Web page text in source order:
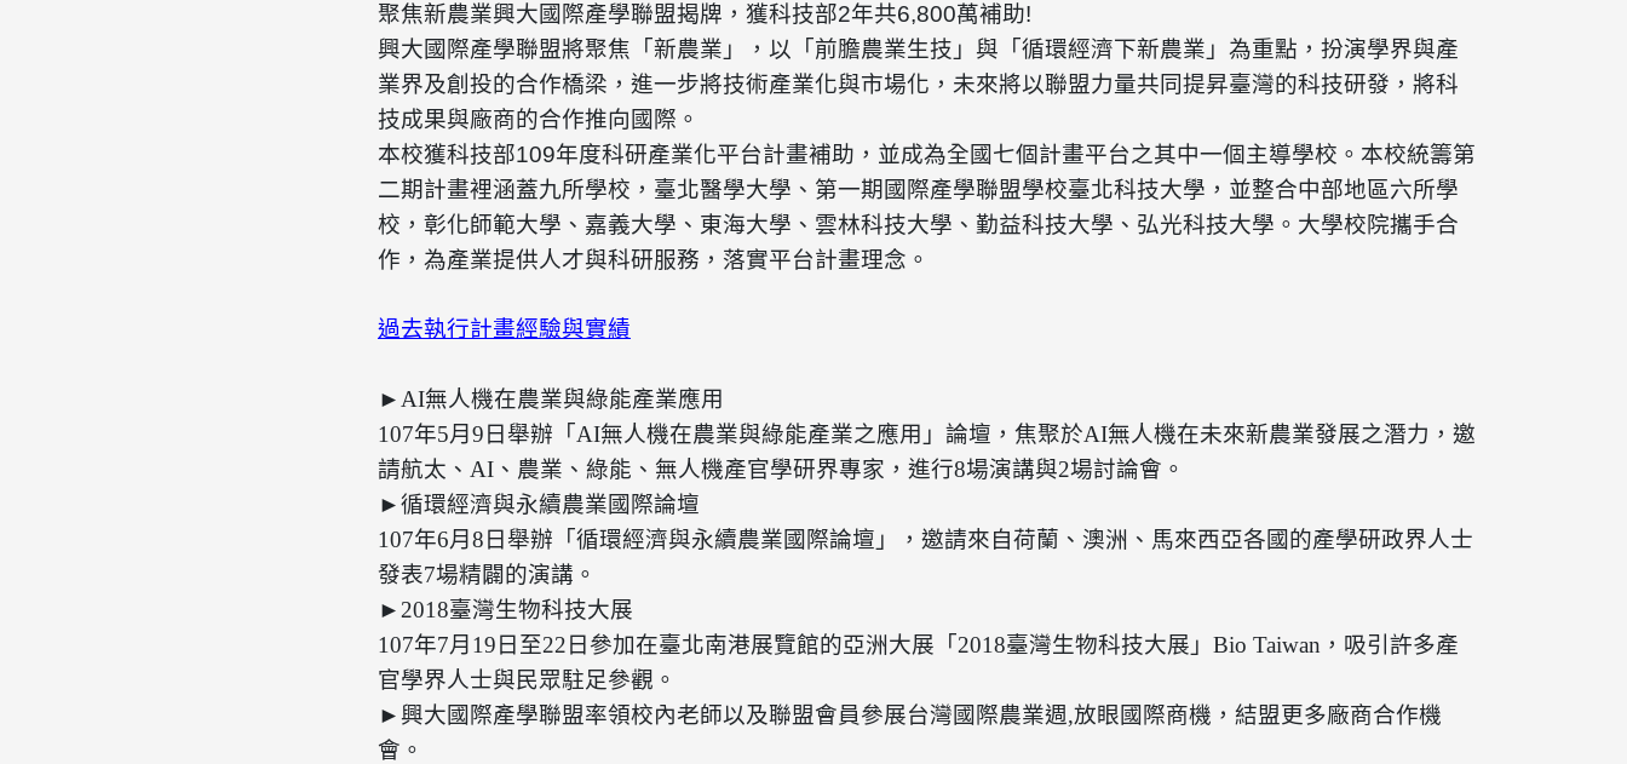
聚焦新農業興大國際產學聯盟揭牌，獲科技部2年共6,800萬補助!
興大國際產學聯盟將聚焦「新農業」，以「前膽農業生技」與「循環經濟下新農業」為重點，扮演學界與產
業界及創投的合作橋梁，進一步將技術產業化與市場化，未來將以聯盟力量共同提昇臺灣的科技研發，將科
技成果與廠商的合作推向國際。
本校獲科技部109年度科研產業化平台計畫補助，並成為全國七個計畫平台之其中一個主導學校。本校統籌第
二期計畫裡涵蓋九所學校，臺北醫學大學、第一期國際產學聯盟學校臺北科技大學，並整合中部地區六所學
校，彰化師範大學、嘉義大學、東海大學、雲林科技大學、勤益科技大學、弘光科技大學。大學校院攜手合
作，為產業提供人才與科研服務，落實平台計畫理念。
過去執行計畫經驗與實績
► AI無人機在農業與綠能產業應用
107年5月9日舉辦「AI無人機在農業與綠能產業之應用」論壇，焦聚於AI無人機在未來新農業發展之潛力，邀
請航太、AI、農業、綠能、無人機產官學研界專家，進行8場演講與2場討論會。
►循環經濟與永續農業國際論壇
107年6月8日舉辦「循環經濟與永續農業國際論壇」，邀請來自荷蘭、澳洲、馬來西亞各國的產學研政界人士
發表7場精闢的演講。
► 2018臺灣生物科技大展
107年7月19日至22日參加在臺北南港展覽館的亞洲大展「2018臺灣生物科技大展」Bio Taiwan，吸引許多產
官學界人士與民眾駐足參觀。
►興大國際產學聯盟率領校內老師以及聯盟會員參展台灣國際農業週,放眼國際商機，結盟更多廠商合作機
會 。